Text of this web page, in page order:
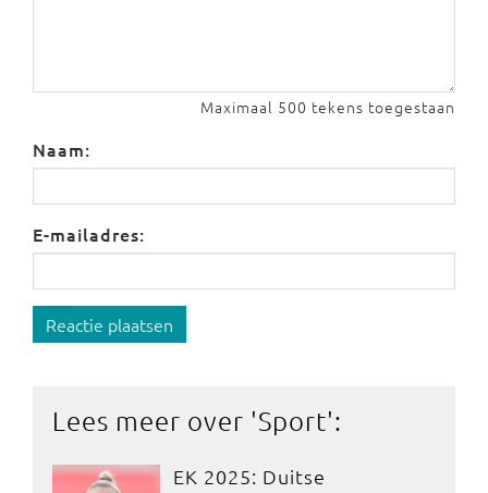
Maximaal 500 tekens toegestaan
Naam:
E-mailadres:
Reactie plaatsen
Lees meer over 'Sport':
EK 2025: Duitse